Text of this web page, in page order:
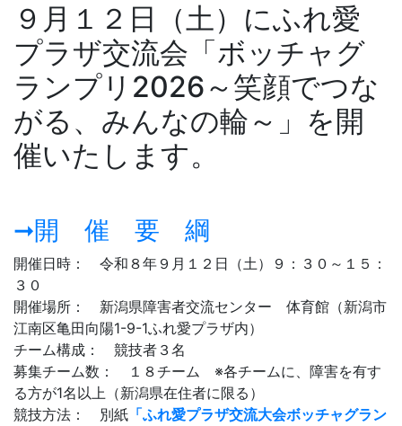
９月１２日（土）にふれ愛
プラザ交流会「ボッチャグ
ランプリ2026～笑顔でつな
がる、みんなの輪～」を開
催いたします。
➞開 催 要 綱
開催日時： 令和８年９月１２日（土）９：３０～１５：
３０
開催場所： 新潟県障害者交流センター 体育館（新潟市
江南区亀田向陽1-9-1ふれ愛プラザ内）
チーム構成： 競技者３名
募集チーム数： １８チーム ※各チームに、障害を有す
る方が1名以上（新潟県在住者に限る）
競技方法： 別紙 「ふれ愛プラザ交流大会ボッチャグラン